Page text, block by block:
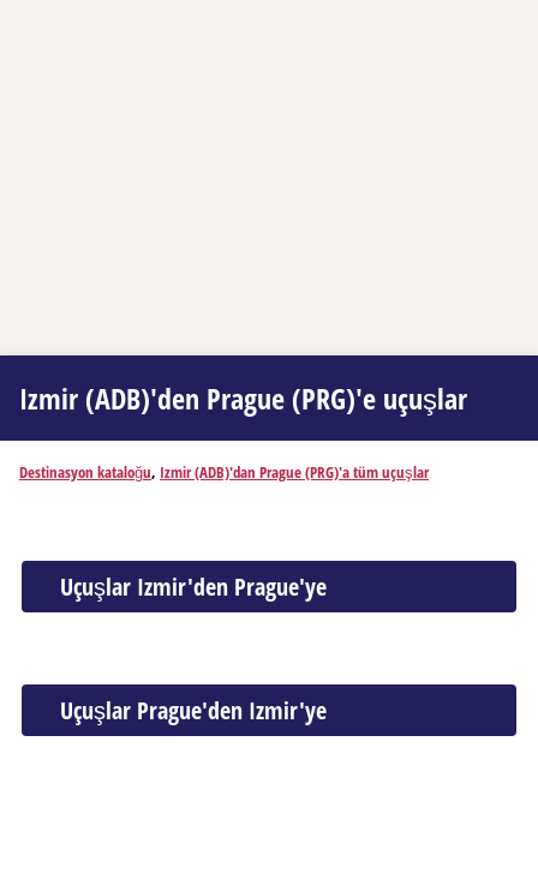
Izmir (ADB)'den Prague (PRG)'e uçuşlar
Destinasyon kataloğu, Izmir (ADB)'dan Prague (PRG)'a tüm uçuşlar
Uçuşlar Izmir'den Prague'ye
Uçuşlar Prague'den Izmir'ye